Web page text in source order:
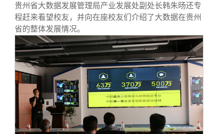
贵州省大数据发展管理局产业发展处副处长韩朱旸还专
程赶来看望校友，并向在座校友们介绍了大数据在贵州
省的整体发展情况。